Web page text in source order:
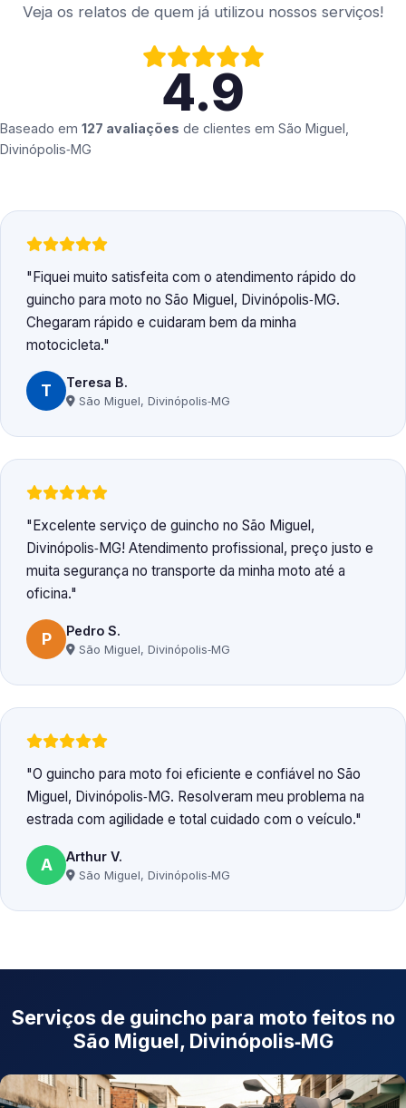
Veja os relatos de quem já utilizou nossos serviços!
4.9
Baseado em 127 avaliações de clientes em São Miguel,
Divinópolis‑MG
Fiquei muito satisfeita com o atendimento rápido do
guincho para moto no São Miguel, Divinópolis‑MG.
Chegaram rápido e cuidaram bem da minha
motocicleta.
T Teresa B.
São Miguel, Divinópolis‑MG
Excelente serviço de guincho no São Miguel,
Divinópolis‑MG! Atendimento profissional, preço justo e
muita segurança no transporte da minha moto até a
oficina.
P Pedro S.
São Miguel, Divinópolis‑MG
O guincho para moto foi eficiente e confiável no São
Miguel, Divinópolis‑MG. Resolveram meu problema na
estrada com agilidade e total cuidado com o veículo.
A Arthur V.
São Miguel, Divinópolis‑MG
Serviços de guincho para moto feitos no
São Miguel, Divinópolis‑MG